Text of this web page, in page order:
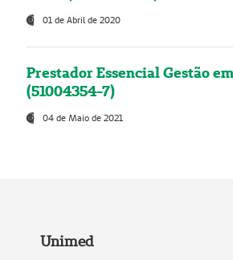
01 de Abril de 2020
Prestador Essencial Gestão
(51004354-7)
04 de Maio de 2021
Unimed